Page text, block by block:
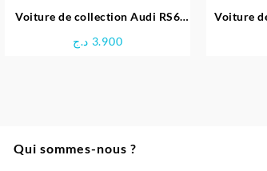
Voiture de collection Audi RS6
3.900 د.ج
Voiture
Qui sommes-nous ?